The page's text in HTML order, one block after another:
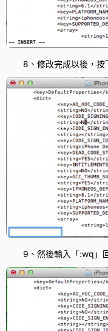
8、修改完成以後，按
9、然後輸入「:wq」